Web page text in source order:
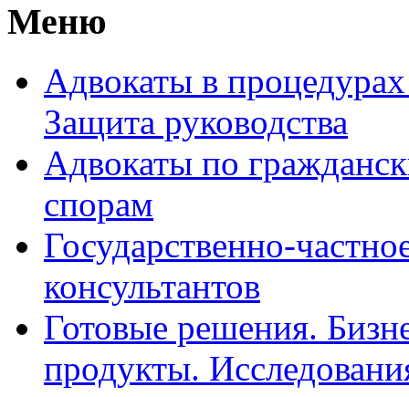
Меню
Адвокаты в
Защита руководства
Адвокаты по
спорам
Государственно-
консультантов
Готовые решения.
продукты.